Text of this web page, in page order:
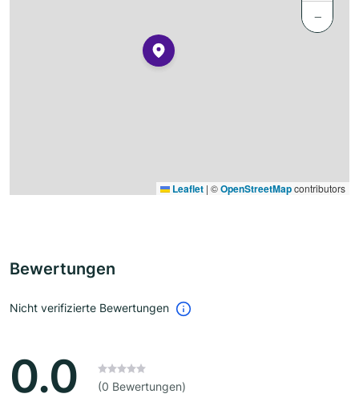
−
Leaflet | ©OpenStreetMapcontributors
Bewertungen
Nicht verifizierte Bewertungen
0.0 (0 Bewertungen)